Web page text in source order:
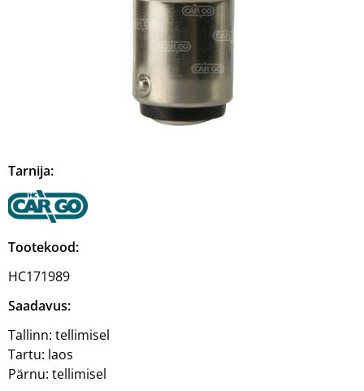
Tarnija:
Tootekood:
HC171989
Saadavus:
Tallinn: tellimisel
Tartu: laos
Pärnu: tellimisel